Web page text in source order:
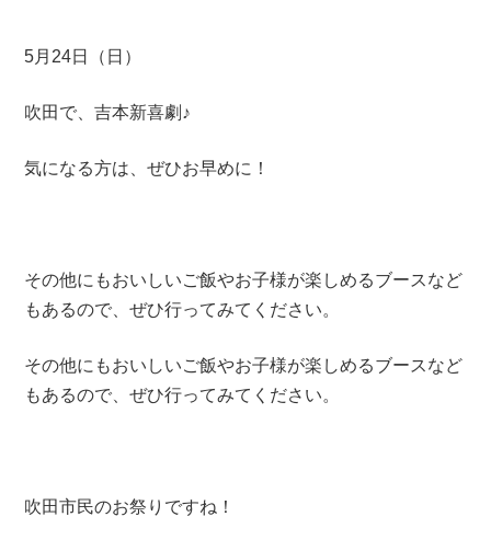
5月24日（日）
吹田で、吉本新喜劇♪
気になる方は、ぜひお早めに！
その他にもおいしいご飯やお子様が楽しめるブースなど
もあるので、ぜひ行ってみてください。
その他にもおいしいご飯やお子様が楽しめるブースなど
もあるので、ぜひ行ってみてください。
吹田市民のお祭りですね！